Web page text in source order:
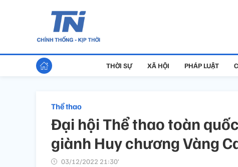
THỜI SỰ XÃ HỘI PHÁP LUẬT
Thể thao
Đại hội Thể thao toàn
giành Huy chương Vàng
03/12/2022 21:30’